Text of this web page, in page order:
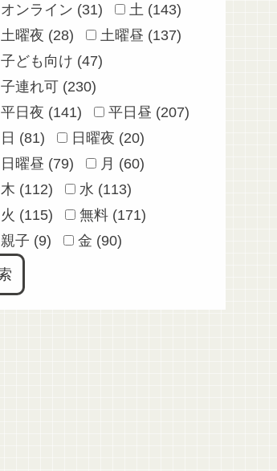
オンライン (31)
土 (143)
土曜夜 (28)
土曜昼 (137)
子ども向け (47)
子連れ可 (230)
平日夜 (141)
平日昼 (207)
日 (81)
日曜夜 (20)
日曜昼 (79)
月 (60)
木 (112)
水 (113)
火 (115)
無料 (171)
親子 (9)
金 (90)